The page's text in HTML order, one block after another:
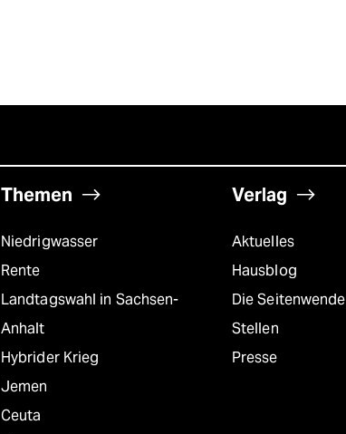
Themen
Niedrigwasser
Rente
Landtagswahl in Sachsen-
Anhalt
Hybrider Krieg
Jemen
Ceuta
Verlag
Aktuelles
Hausblog
Die Seitenwende
Stellen
Presse